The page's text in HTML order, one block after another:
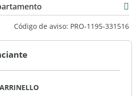
Código de aviso: PRO-1195-331516